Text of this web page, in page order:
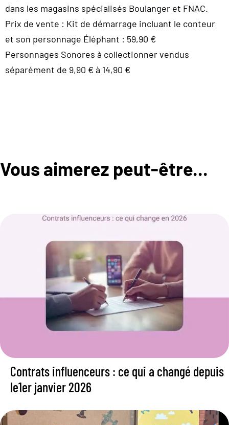
dans les magasins spécialisés Boulanger et FNAC.
Prix de vente : Kit de démarrage incluant le conteur
et son personnage Éléphant : 59,90 €
Personnages Sonores à collectionner vendus
séparément de 9,90 € à 14,90 €
Vous aimerez peut-être...
Contrats influenceurs : ce qui a changé depuis
le1er janvier 2026